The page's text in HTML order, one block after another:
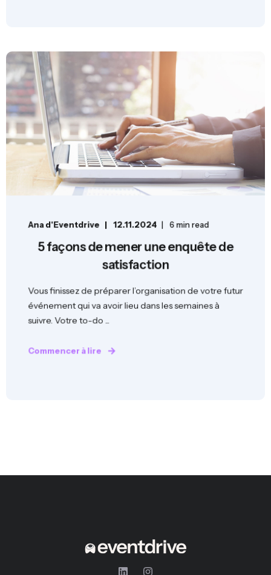
Ana d'Eventdrive 12.11.2024 6 min read
5 façons de mener une enquête de
satisfaction
Vous finissez de préparer l’organisation de votre futur
événement qui va avoir lieu dans les semaines à
suivre. Votre to-do ...
Commencer à lire